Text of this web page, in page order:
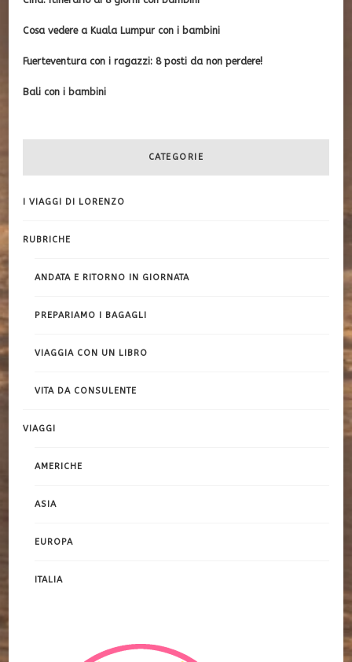
Cosa vedere a Kuala Lumpur con i bambini
Fuerteventura con i ragazzi: 8 posti da non perdere!
Bali con i bambini
CATEGORIE
I VIAGGI DI LORENZO
RUBRICHE
ANDATA E RITORNO IN GIORNATA
PREPARIAMO I BAGAGLI
VIAGGIA CON UN LIBRO
VITA DA CONSULENTE
VIAGGI
AMERICHE
ASIA
EUROPA
ITALIA